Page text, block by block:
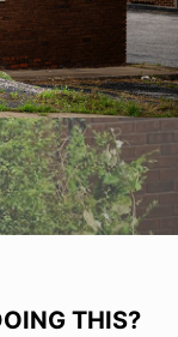
THIS?